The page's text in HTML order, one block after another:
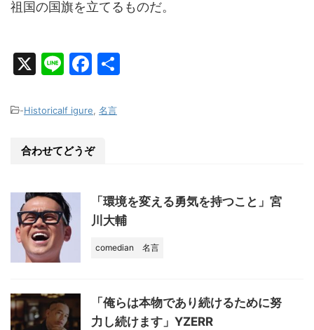
祖国の国旗を立てるものだ。
X
Li
e
F
c
b
o
k
-Historicalf igure, 名言
合わせてどうぞ
「環境を変える勇気を持つこと」宮
川大輔
comedian 名言
「俺らは本物であり続けるために努
力し続けます」YZERR